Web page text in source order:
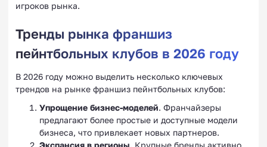
игроков рынка.
Тренды рынка франшиз
пейнтбольных клубов в 2026 году
В 2026 году можно выделить несколько ключевых
трендов на рынке франшиз пейнтбольных клубов:
Упрощение бизнес-моделей. Франчайзеры
предлагают более простые и доступные модели
бизнеса, что привлекает новых партнеров.
Экспансия в регионы. Крупные бренды активно